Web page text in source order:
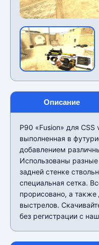
Описание
P90 «Fusion» для
выполненная в
добавлением
Использованы
задней стенке
специальная сетка.
прорисовано, а
выстрелов.
без регистрации с